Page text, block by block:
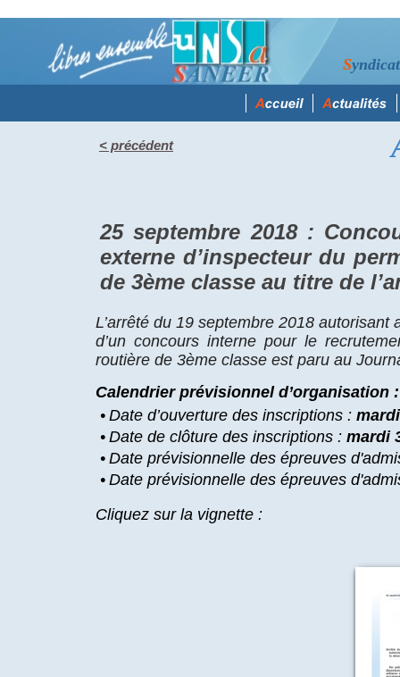
< précédent
S
25 septembre 2018 :
externe d’inspecteur du
de 3ème classe au titre de
L’arrêté du 19 septembre 2018 autorisant
d’un concours interne pour le
routière de 3ème classe est paru au
Calendrier prévisionnel d’organisation :
• Date d’ouverture des inscriptions :
• Date de clôture des inscriptions : mardi
• Date prévisionnelle des épreuves
• Date prévisionnelle des épreuves
Cliquez sur la vignette :